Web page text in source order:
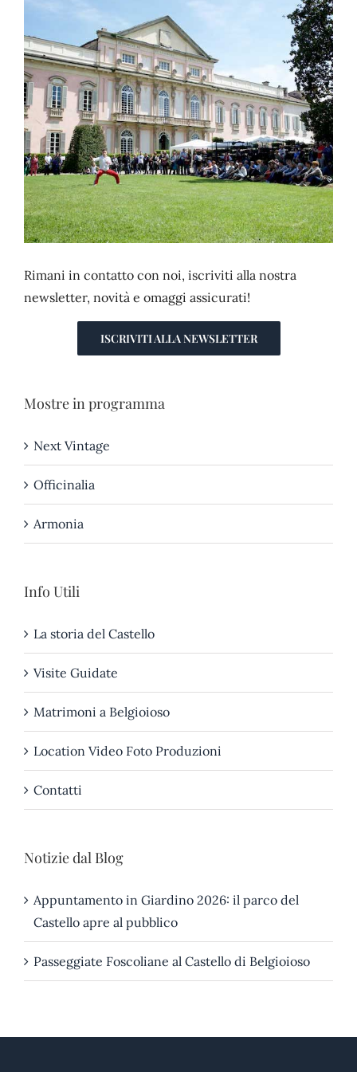
CONTATTI
Rimani in contatto con noi, iscriviti alla nostra
newsletter, novità e omaggi assicurati!
ISCRIVITI ALLA NEWSLETTER
Mostre in programma
Next Vintage
Officinalia
Armonia
Info Utili
La storia del Castello
Visite Guidate
Matrimoni a Belgioioso
Location Video Foto Produzioni
Contatti
Notizie dal Blog
Appuntamento in Giardino 2026: il parco del
Castello apre al pubblico
Passeggiate Foscoliane al Castello di Belgioioso